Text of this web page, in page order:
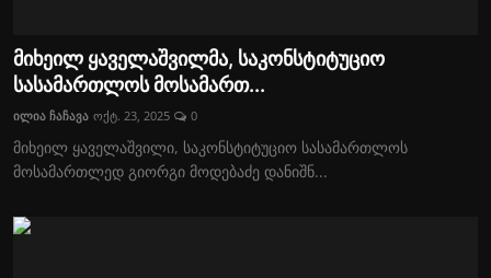
მიხეილ ყაველაშვილმა, საკონსტიტუციო
სასამართლოს მოსამართ...
ილია ჩაჩავა ოქტ. 23, 2025 0
მიხეილ ყაველაშვილი, საკონსტიტუციო სასამართლოს
მოსამართლედ გიორგი მოდებაძე დანიშნ...